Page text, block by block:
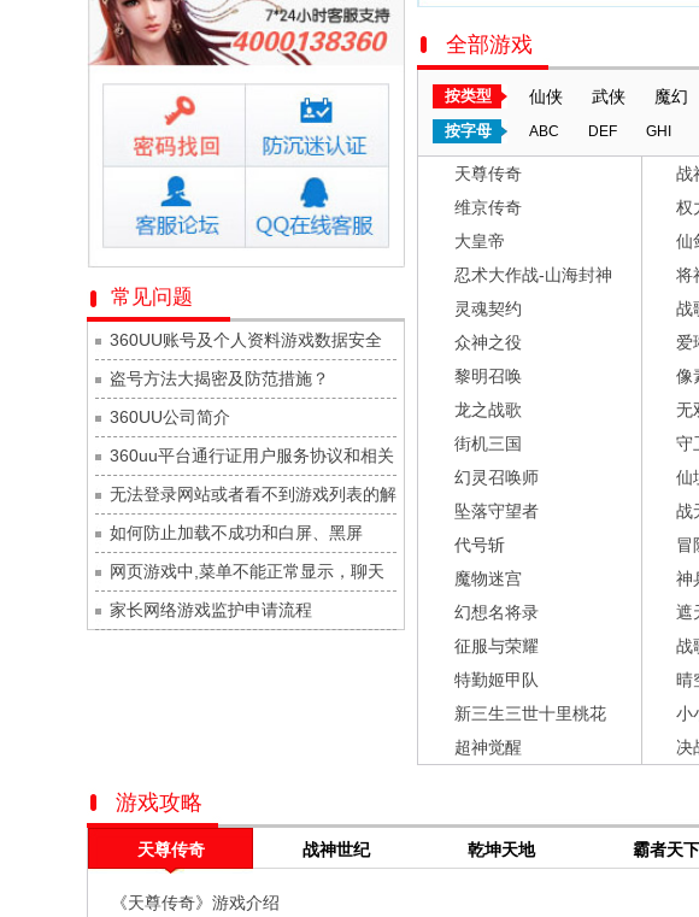
微乐捕鱼千炮版每日新服
今日 10:00点
帕瓦勇者传说
每日新服
今日 10:00点
群英风华录
每日新服
今日 10:00点
小小仙王
今日 10:00点
少年名将
每日新服
今日 10:00点
寻龙英雄
今日 10:00点
魔物迷宫
每日新服
今日 10:00点
城防三国志
每日新服
今日 10:00点
九梦仙域
豌豆大作战
每日新服
今日 10:00点
灵魂序章
每日新服
今日 10:00点
冒险守护
每日新服
绝地苍穹
每日新服
今日 10:00点
代号斩
每日新服
今日 10:00点
异星战舰
每日新服
今日 10:00点
云上契约
每日新服
今日 10:00点
梦幻回响
每日新服
今日 10:00点
灵魂契约
山海经异兽录 每日新服
今日 10:00点
仙魔劫
每日新服
今日 9:00点
仙剑奇侠传：新的开始
每日新服
常见问题
360UU账号及个人资料游戏数据安全
盗号方法大揭密及防范措施？
360UU公司简介
360uu平台通行证用户服务协议和相关
的条款和条件
无法登录网站或者看不到游戏列表的解
决方法
如何防止加载不成功和白屏、黑屏
网页游戏中,菜单不能正常显示，聊天
及其它功能不能正常使用的解决办法
家长网络游戏监护申请流程
全部游戏
按类型 仙侠 武侠 魔幻
按字母 ABC DEF GHI
天尊传奇 战
维京传奇
权
大皇帝
仙
忍术大作战-山海封神
将
灵魂契约
战
众神之役
爱
黎明召唤
像
龙之战歌
无
街机三国
守
幻灵召唤师
仙
坠落守望者
战
代号斩
冒
魔物迷宫
神
幻想名将录
遮
征服与荣耀
战
特勤姬甲队
晴
新三生三世十里桃花
小
超神觉醒
决
游戏攻略
天尊传奇 战神世纪 乾坤天地 霸者天下
《天尊传奇》游戏介绍